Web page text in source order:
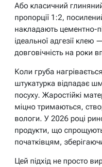
Або класичний
пропорції 1:2,
накладають цементно-
ідеальної адгезії
довговічність на роки
Коли груба
штукатурка відпадає
посуху. Жаростійкі
міцно тримаються,
вологи. У 2026 році
продукти, що
початківцям,
Цей підхід не просто